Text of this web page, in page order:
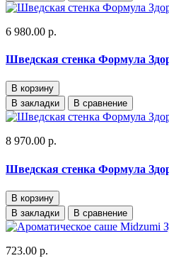
6 980.00 р.
Шведская стенка Формула
В корзину
В закладки
В сравнение
8 970.00 р.
Шведская стенка Формула
В корзину
В закладки
В сравнение
723.00 р.